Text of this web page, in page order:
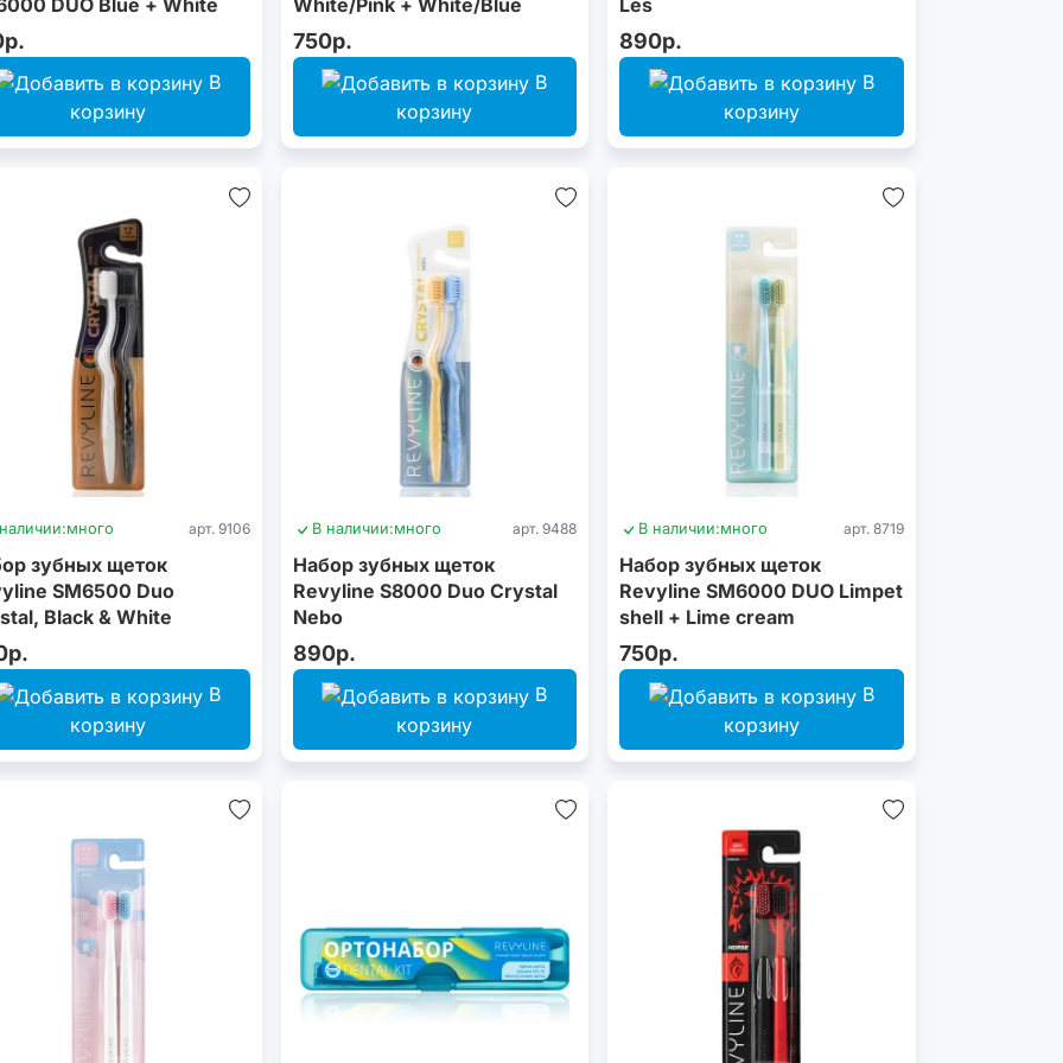
В
корзину
750р.
В
корзину
890р.
В
корзину
много арт. 9106
зубных щеток
SM6500 Duo
Black & White
В
корзину
В наличии:много арт. 9488
Набор зубных щеток
Revyline S8000 Duo Crystal
Nebo
890р.
В
корзину
В наличии:много арт. 8719
Набор зубных щеток
Revyline SM6000 DUO Limpet
shell + Lime cream
750р.
В
корзину